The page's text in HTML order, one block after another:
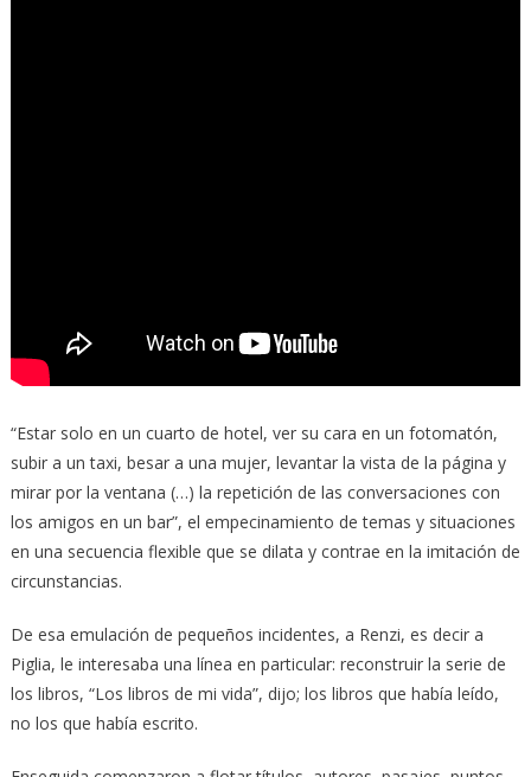
“Estar solo en un cuarto de hotel, ver su cara en un fotomatón,
subir a un taxi, besar a una mujer, levantar la vista de la página y
mirar por la ventana (…) la repetición de las conversaciones con
los amigos en un bar”, el empecinamiento de temas y situaciones
en una secuencia flexible que se dilata y contrae en la imitación de
circunstancias.
De esa emulación de pequeños incidentes, a Renzi, es decir a
Piglia, le interesaba una línea en particular: reconstruir la serie de
los libros, “Los libros de mi vida”, dijo; los libros que había leído,
no los que había escrito.